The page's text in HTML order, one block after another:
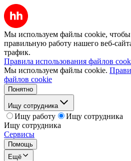
Мы используем файлы cookie, чтобы
правильную работу нашего веб-
трафик.
Правила использования файлов
Мы используем файлы cookie.
файлов cookie
Понятно
Ищу сотрудника
Ищу работу
Ищу сотрудника
Ищу сотрудника
Сервисы
Помощь
Ещё